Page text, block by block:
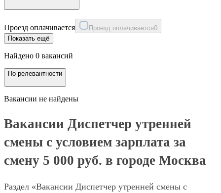
Проезд оплачивается Проезд оплачивается0
Показать ещё
Найдено 0 вакансий
По релевантности
Вакансии не найдены
Вакансии Диспетчер утренней
смены с условием зарплата за
смену 5 000 руб. в городе Москва
Раздел «Вакансии Диспетчер утренней смены с